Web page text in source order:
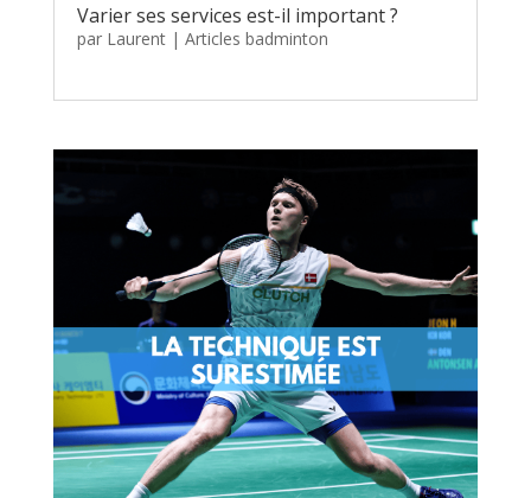
Varier ses services est-il important ?
par Laurent| Articles badminton